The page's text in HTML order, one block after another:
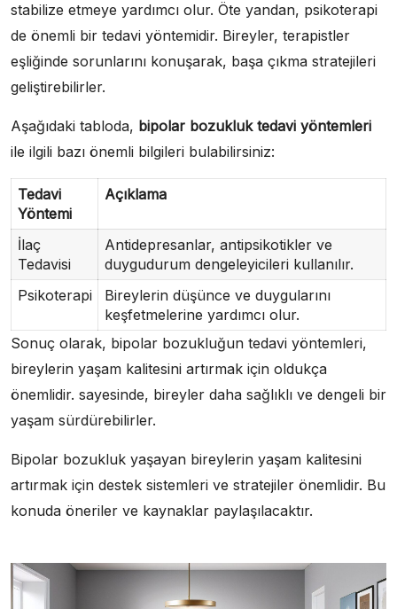
stabilize etmeye yardımcı olur. Öte yandan, psikoterapi
de önemli bir tedavi yöntemidir. Bireyler, terapistler
eşliğinde sorunlarını konuşarak, başa çıkma stratejileri
geliştirebilirler.
Aşağıdaki tabloda, bipolar bozukluk tedavi yöntemleri
ile ilgili bazı önemli bilgileri bulabilirsiniz:
Tedavi
Yöntemi
Açıklama
İlaç
Tedavisi
Antidepresanlar, antipsikotikler ve
duygudurum dengeleyicileri kullanılır.
Psikoterapi
Bireylerin düşünce ve duygularını
keşfetmelerine yardımcı olur.
Sonuç olarak, bipolar bozukluğun tedavi yöntemleri,
bireylerin yaşam kalitesini artırmak için oldukça
önemlidir. sayesinde, bireyler daha sağlıklı ve dengeli bir
yaşam sürdürebilirler.
Bipolar bozukluk yaşayan bireylerin yaşam kalitesini
artırmak için destek sistemleri ve stratejiler önemlidir. Bu
konuda öneriler ve kaynaklar paylaşılacaktır.